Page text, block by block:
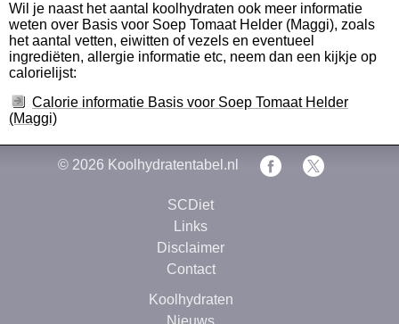
Wil je naast het aantal koolhydraten ook meer informatie
weten over Basis voor Soep Tomaat Helder (Maggi), zoals
het aantal vetten, eiwitten of vezels en eventueel
ingrediëten, allergie informatie etc, neem dan een kijkje op
calorielijst:
Calorie informatie Basis voor Soep Tomaat Helder
(Maggi)
© 2026 Koolhydratentabel.nl
SCDiet
Links
Disclaimer
Contact
Koolhydraten
Nieuws